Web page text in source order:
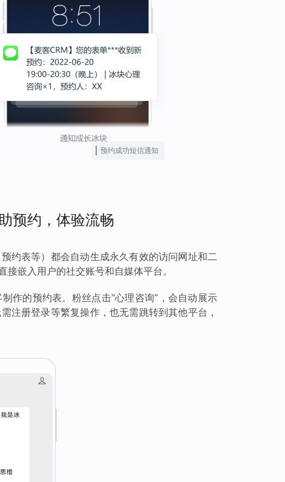
预约成功短信通知
预约，体验流畅
约表等）都会自动生成永久有效的访问网址和二
嵌入用户的社交账号和自媒体平台。
作的预约表。粉丝点击“心理咨询”，会自动展示
注册登录等繁复操作，也无需跳转到其他平台，